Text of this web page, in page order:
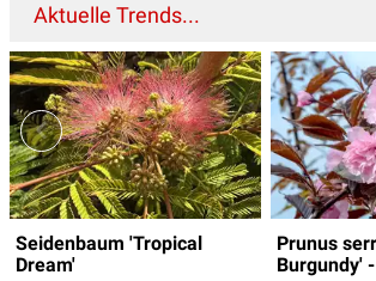
Aktuelle Trends...
Seidenbaum 'Tropical
Dream'
Prunus
Burgundy'